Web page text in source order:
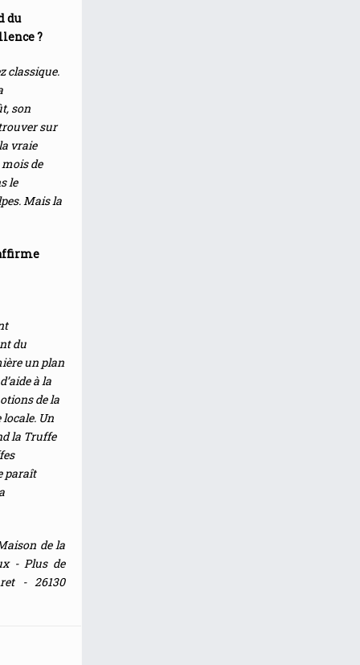
du
?
classique.
son
sur
vraie
de
le
Mais la
du
un plan
à la
de la
Un
la Truffe
paraît
de la
- Plus de
- 26130